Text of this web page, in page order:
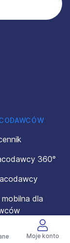
Moje konto
360°
dla
dla